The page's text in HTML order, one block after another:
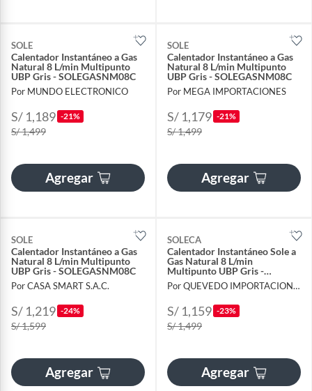
SOLE
Calentador Instantáneo a Gas
Natural 8 L/min Multipunto
UBP Gris - SOLEGASNM08C
Por MUNDO ELECTRONICO
S/ 1,189 -21%
S/ 1,499
Agregar
SOLE
Calentador Instantáneo a Gas
Natural 8 L/min Multipunto
UBP Gris - SOLEGASNM08C
Por MEGA IMPORTACIONES
S/ 1,179 -21%
S/ 1,499
Agregar
SOLE
Calentador Instantáneo a Gas
Natural 8 L/min Multipunto
UBP Gris - SOLEGASNM08C
Por CASA SMART S.A.C.
S/ 1,219 -24%
S/ 1,599
Agregar
SOLECA
Calentador Instantáneo Sole a
Gas Natural 8 L/min
Multipunto UBP Gris -
SOLEGASNM08C
Por QUEVEDO IMPORTACIONES S.A.C.
S/ 1,159 -23%
S/ 1,499
Agregar